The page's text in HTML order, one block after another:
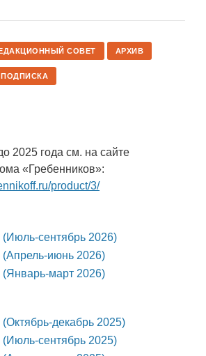
СОВЕТ АРХИВ
ПОДПИСКА
2025 года см. на сайте
«Гребенников»:
product/3/
сентябрь 2026)
июнь 2026)
март 2026)
декабрь 2025)
сентябрь 2025)